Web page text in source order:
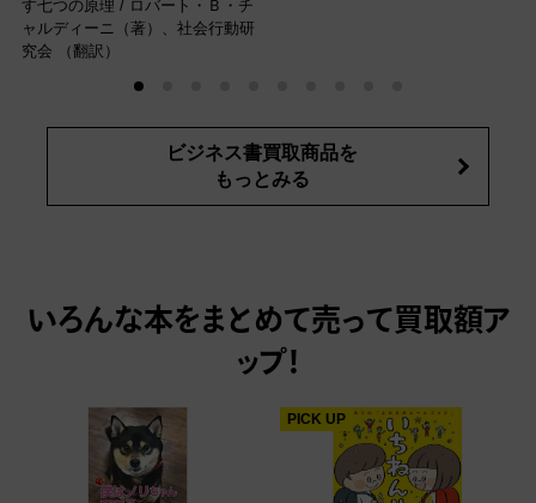
す七つの原理 / ロバート・Ｂ・チ
ャルディーニ（著）、社会行動研
究会 （翻訳）
ビジネス書買取商品を
もっとみる
いろんな本をまとめて売って 買取額ア
ップ！
PICK UP